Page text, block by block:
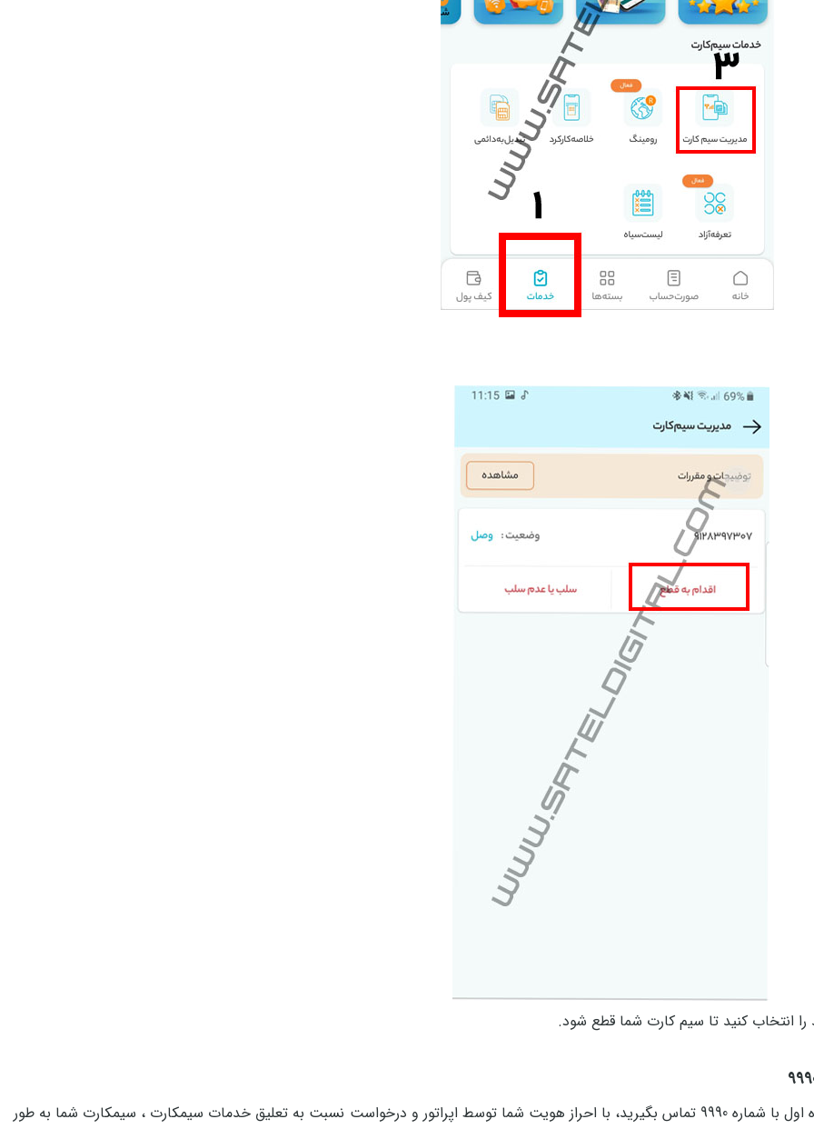
انتخاب کنید تا سیم کارت شما قطع شود.
برای سوزاندن یا مسدود کردن خط همراه اول می توانید از خط همراه اول با شماره 9990 تماس بگیرید، با احراز هویت شما توسط اپراتور و درخواست نسبت به تعلیق خدمات سیمکارت ، سیمکارت شما به طور